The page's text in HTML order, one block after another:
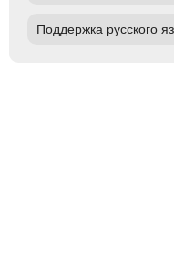
Поддержка русского